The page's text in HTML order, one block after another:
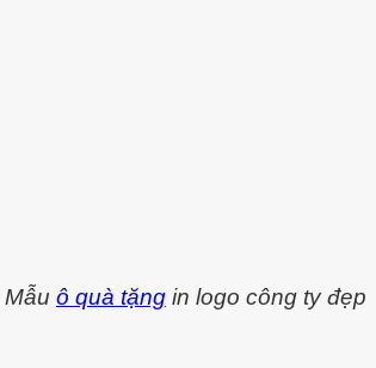
Mẫu ô quà tặng in logo công ty đẹp